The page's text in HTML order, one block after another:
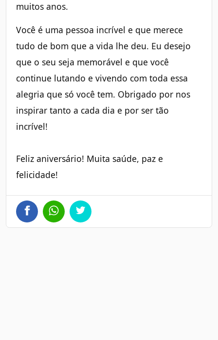
muitos anos.
Você é uma pessoa incrível e que merece
tudo de bom que a vida lhe deu. Eu desejo
que o seu seja memorável e que você
continue lutando e vivendo com toda essa
alegria que só você tem. Obrigado por nos
inspirar tanto a cada dia e por ser tão
incrível!
Feliz aniversário! Muita saúde, paz e
felicidade!